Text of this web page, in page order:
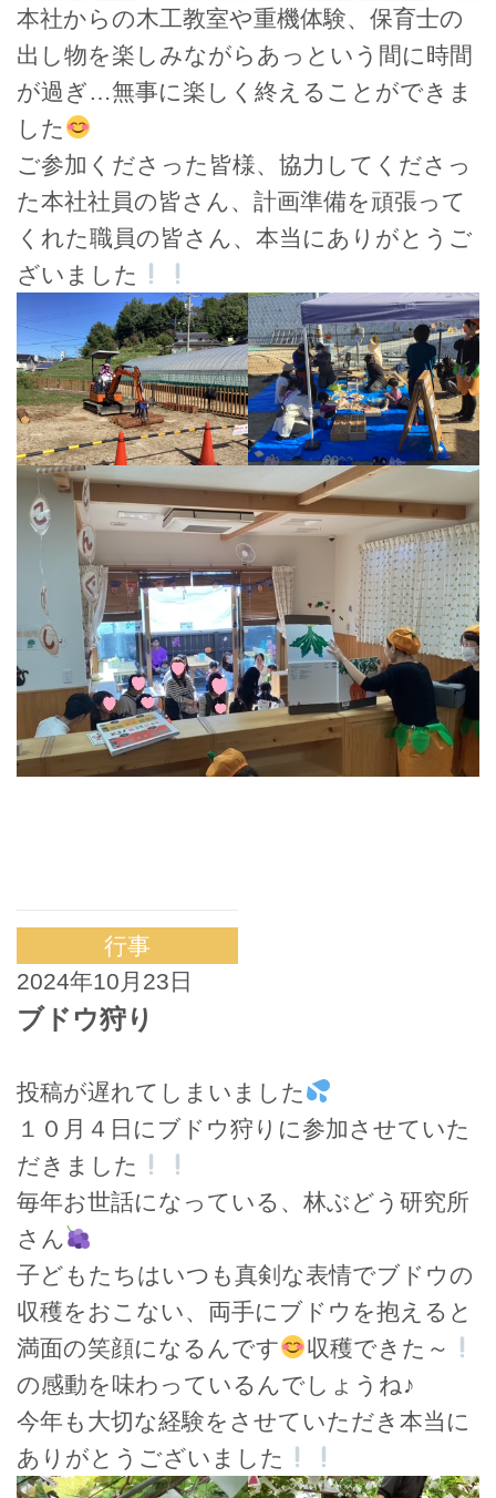
本社からの木工教室や重機体験、保育士の
出し物を楽しみながらあっという間に時間
が過ぎ…無事に楽しく終えることができま
した
ご参加くださった皆様、協力してくださっ
た本社社員の皆さん、計画準備を頑張って
くれた職員の皆さん、本当にありがとうご
ざいました
行事
2024年10月23日
ブドウ狩り
投稿が遅れてしまいました
１０月４日にブドウ狩りに参加させていた
だきました
毎年お世話になっている、林ぶどう研究所
さん
子どもたちはいつも真剣な表情でブドウの
収穫をおこない、両手にブドウを抱えると
満面の笑顔になるんです
収穫できた～
の感動を味わっているんでしょうね♪
今年も大切な経験をさせていただき本当に
ありがとうございました